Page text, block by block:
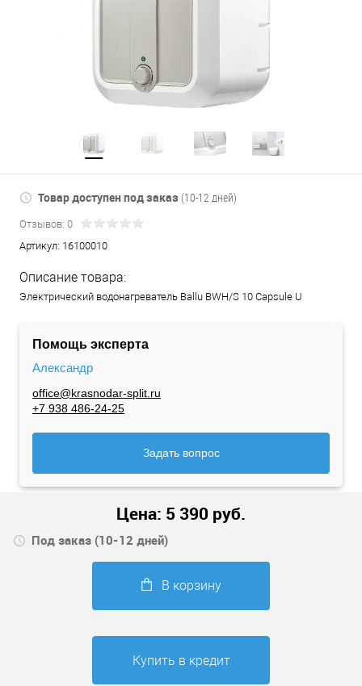
Товар доступен под заказ (10-12 дней)
Отзывов: 0
Артикул: 16100010
Описание товара:
Электрический водонагреватель Ballu BWH/S 10 Capsule U
Помощь эксперта
Александр
office@krasnodar-split.ru
+7 938 486-24-25
Задать вопрос
Цена: 5 390 руб.
Под заказ (10-12 дней)
В корзину
Купить в кредит